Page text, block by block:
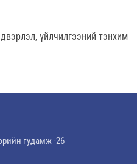
үйлчилгээний тэнхим
гудамж -26